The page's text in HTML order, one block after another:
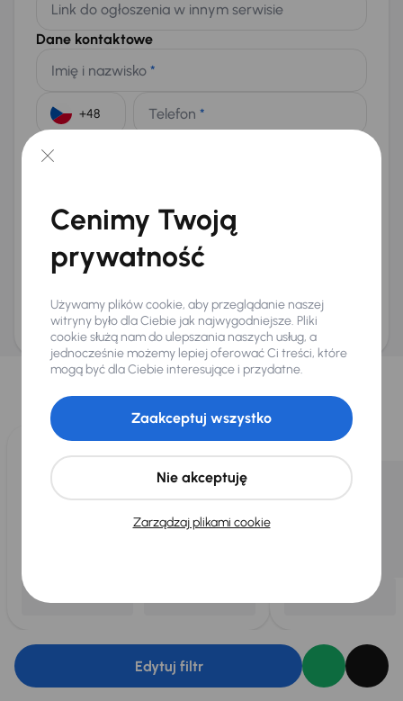
Link do ogłoszenia w innym serwisie
Dane kontaktowe
Imię i nazwisko *
Telefon *
E-mail
Na numer telefonu (opcjonalnie)
Wyślij zapytanie
ani zagwarantowaną dostępnością pojazdu. AURES Holdings a.s., z siedzibą
Dopraváků 874/15, Čimice, 184 00 Praga 8, będzie przechowywać i przetwarzać
Twoje dane osobowe zgodnie z zasadami ochrony i przetwarzaniadanych
osobowych
Wybraliśmy dla Ciebie
Wybieramy dla Ciebienajlepsze pojazdyz naszej oferty. Kupimy
dla Ciebiedo 400 pojazdówkażdego dnia.
Edytuj filtr
Cenimy Twoją
prywatność
Używamy plików cookie, aby przeglądanie naszej
witryny było dla Ciebie jak najwygodniejsze. Pliki
cookie służą nam do ulepszania naszych usług, a
jednocześnie możemy lepiej oferować Ci treści, które
mogą być dla Ciebie interesujące i przydatne.
Zarządzaj plikami cookie
Nie akceptuję
Zaakceptuj wszystko